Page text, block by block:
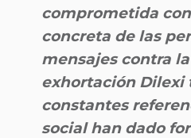
comprometida
concreta de las
mensajes contra
exhortación Dilexi
constantes
social han dado